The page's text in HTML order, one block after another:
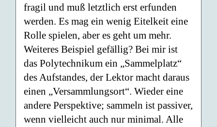
fragil und muß letztlich erst erfunden
werden. Es mag ein wenig Eitelkeit eine
Rolle spielen, aber es geht um mehr.
Weiteres Beispiel gefällig? Bei mir ist
das Polytechnikum ein „Sammelplatz“
des Aufstandes, der Lektor macht daraus
einen „Versammlungsort“. Wieder eine
andere Perspektive; sammeln ist passiver,
wenn vielleicht auch nur minimal. Alle